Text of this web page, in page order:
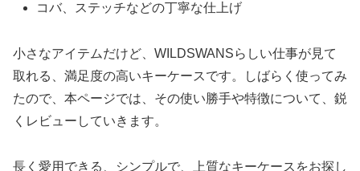
コバ、ステッチなどの丁寧な仕上げ
小さなアイテムだけど、WILDSWANSらしい仕事が見て
取れる、満足度の高いキーケースです。しばらく使ってみ
たので、本ページでは、その使い勝手や特徴について、鋭
くレビューしていきます。
長く愛用できる、シンプルで、上質なキーケースをお探し